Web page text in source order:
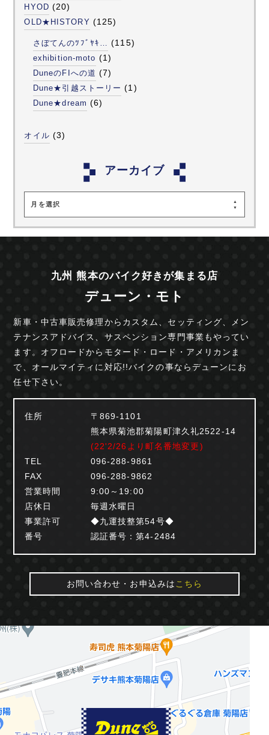
HYOD (20)
OLD★HISTORY (125)
さぼてんのﾂﾌﾞﾔｷ… (115)
exhibition-moto (1)
DuneのFIへの道 (7)
Dune★引越ストーリー (1)
Dune★dream (6)
オイル (3)
アーカイブ
月を選択
九州 熊本のバイク好きが集まる店
デューン・モト
新車・中古車販売修理からカスタム、セッティング、
メン
テナンスアドバイス、サスペンション専門事業もやってい
ます。オフロードからモタード・ロード・ アメリカンま
で、オールマイティに対応!!バイクの事ならデューンにお
任せ下さい。
住所
〒869-1101
熊本県菊池郡菊陽町津久礼2522-14
(22'2/26より町名番地変更)
TEL
096-288-9861
FAX
096-288-9862
営業時間
9:00～19:00
店休日
毎週水曜日
事業許可
番号
◆九運技整第54号◆
認証番号：第4-2484
お問い合わせ・お申込みはこちら